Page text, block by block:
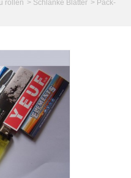
rollen > Schlanke Blätter > Pack-